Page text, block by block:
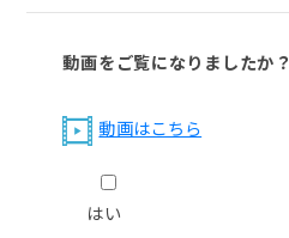
動画をご覧になりましたか？
動画はこちら
はい